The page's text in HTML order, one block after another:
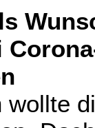
wollte